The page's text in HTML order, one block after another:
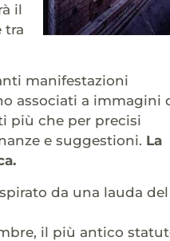
il
tra
manifestazioni
associati a immagini
più che per precisi
e suggestioni. La
da una lauda del
il più antico